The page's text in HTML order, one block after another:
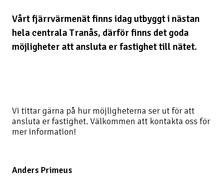
Vårt fjärrvärmenät finns idag utbyggt i nästan
hela centrala Tranås, därför finns det goda
möjligheter att ansluta er fastighet till nätet.
Vi tittar gärna på hur möjligheterna ser ut för att
ansluta er fastighet. Välkommen att kontakta oss för
mer information!
Anders Primeus